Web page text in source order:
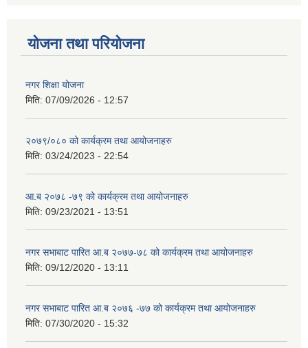
योजना तथा परियोजना
नगर शिक्षा योजना
मिति: 07/09/2026 - 12:57
२०७९/०८० को कार्यक्रम तथा आयोजनाहरु
मिति: 03/24/2023 - 22:54
आ.ब २०७८ -७९ को कार्यक्रम तथा आयोजनाहरु
मिति: 09/23/2021 - 13:51
नगर सभाबाट पारित आ.ब २०७७-७८ को कार्यक्रम तथा आयोजनाहरु
मिति: 09/12/2020 - 13:11
नगर सभाबाट पारित आ.ब २०७६ -७७ को कार्यक्रम तथा आयोजनाहरु
मिति: 07/30/2020 - 15:32